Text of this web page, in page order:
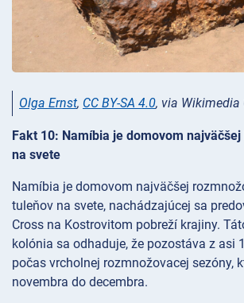
Olga Ernst, CC BY-SA 4.0, via
Fakt 10: Namíbia je domovom
na svete
Namíbia je domovom najväčšej
tuleňov na svete, nachádzajúcej sa
Cross na Kostrovitom pobreží krajiny.
kolónia sa odhaduje, že pozostáva z asi
počas vrcholnej rozmnožovacej sezóny,
novembra do decembra.